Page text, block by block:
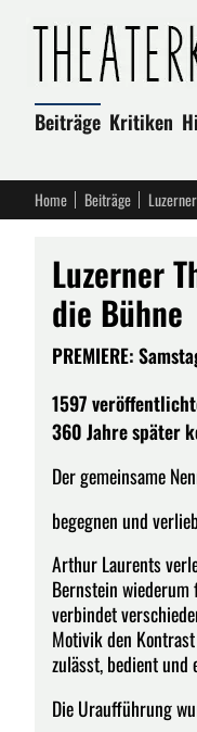
Beiträge Kritiken
Home Beiträge
Luzerner
die Bühne
PREMIERE:
1597
360 Jahre später
Der gemeinsame
begegnen und
Arthur Laurents
Bernstein wiederum
verbindet
Motivik den
zulässt, bedient und
Die Uraufführung